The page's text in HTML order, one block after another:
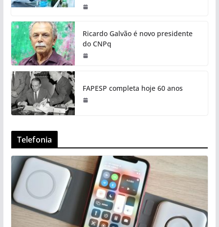
Ricardo Galvão é novo presidente
do CNPq
FAPESP completa hoje 60 anos
Telefonia